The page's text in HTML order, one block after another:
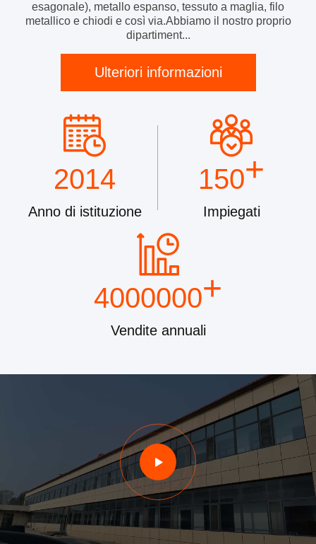
esagonale), metallo espanso, tessuto a maglia, filo
metallico e chiodi e così via.Abbiamo il nostro proprio
dipartiment...
Ulteriori informazioni
2014
Anno di istituzione
150+
Impiegati
4000000+
Vendite annuali